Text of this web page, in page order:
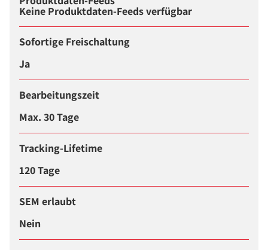
Keine Produktdaten-Feeds verfügbar
Sofortige Freischaltung
Ja
Bearbeitungszeit
Max. 30 Tage
Tracking-Lifetime
120 Tage
SEM erlaubt
Nein